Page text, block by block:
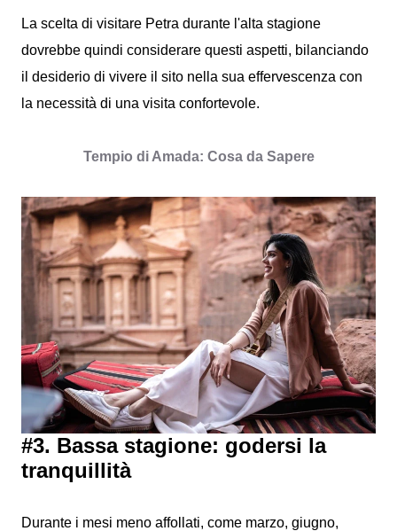
La scelta di visitare Petra durante l'alta stagione
dovrebbe quindi considerare questi aspetti, bilanciando
il desiderio di vivere il sito nella sua effervescenza con
la necessità di una visita confortevole.
Tempio di Amada: Cosa da Sapere
#3. Bassa stagione: godersi la
tranquillità
Durante i mesi meno affollati, come marzo, giugno,